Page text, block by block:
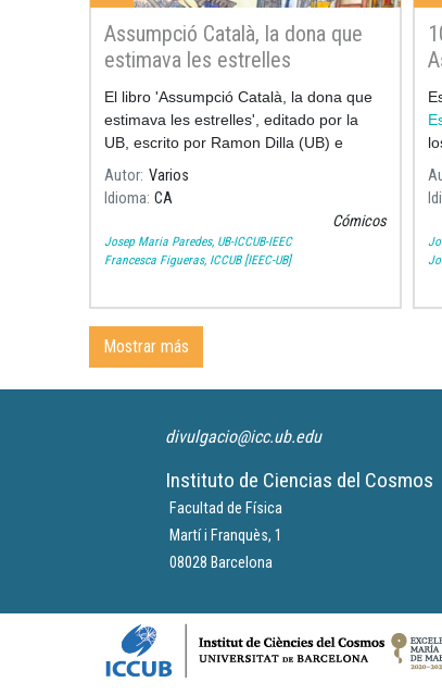
Assumpció Català, la dona que
estimava les estrelles
El libro 'Assumpció Català, la dona que
estimava les estrelles', editado por la
UB, escrito por Ramon Dilla (UB) e
ilustrado por Pilarín Bayés, recoge los
momentos más significativos de la vida y
Autor Varios
Idioma CA
Cómicos
Josep Maria Paredes, UB-ICCUB-IEEC
Francesca Figueras, ICCUB [IEEC-UB]
Mostrar más
divulgacio@icc.ub.edu
Instituto de Ciencias del Cosmos
Facultad de Física
Martí i Franquès, 1
08028 Barcelona
Logos footer